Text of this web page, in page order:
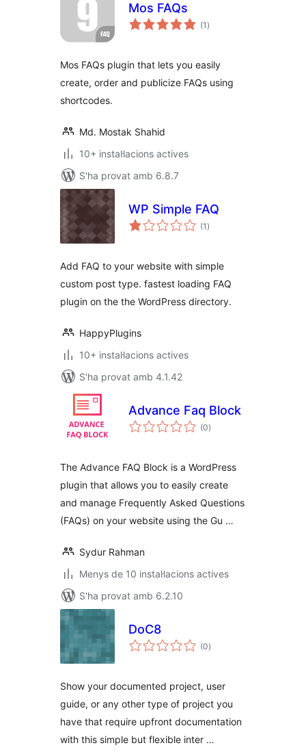
Mos FAQs
(1 puntuacions
totals
)
Mos FAQs plugin that lets you easily
create, order and publicize FAQs using
shortcodes.
Md. Mostak Shahid
10+ instal·lacions actives
S'ha provat amb 6.8.7
WP Simple FAQ
(1 puntuacions
totals
)
Add FAQ to your website with simple
custom post type. fastest loading FAQ
plugin on the the WordPress directory.
HappyPlugins
10+ instal·lacions actives
S'ha provat amb 4.1.42
Advance Faq Block
(0puntuacions
totals
)
The Advance FAQ Block is a WordPress
plugin that allows you to easily create
and manage Frequently Asked Questions
(FAQs) on your website using the Gu …
Sydur Rahman
Menys de 10 instal·lacions actives
S'ha provat amb 6.2.10
DoC8
(0puntuacions
totals
)
Show your documented project, user
guide, or any other type of project you
have that require upfront documentation
with this simple but flexible inter …